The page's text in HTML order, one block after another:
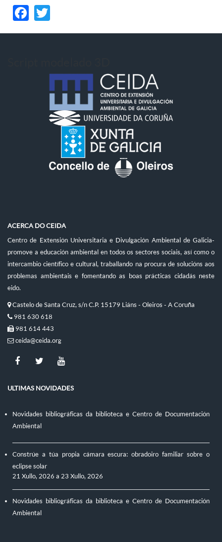
Facebook
ACERCA DO CEIDA
Centro de Extensión Universitaria e Divulgación Ambiental de Galicia-
promove a educación ambiental en todos os sectores sociais, así como o
intercambio científico e cultural, traballando na procura de solucións aos
problemas ambientais e fomentando as boas prácticas cidadás neste
eido.
Castelo de Santa Cruz, s/n C.P. 15179 Liáns - Oleiros - A Coruña
981 630 618
981 614 443
ceida@ceida.org
ULTIMAS NOVIDADES
Novidades bibliográficas da biblioteca e Centro de Documentación
Ambiental
Constrúe a túa propia cámara escura: obradoiro familiar sobre o
eclipse solar
21 Xullo, 2026 a 23 Xullo, 2026
Novidades bibliográficas da biblioteca e Centro de Documentación
Ambiental